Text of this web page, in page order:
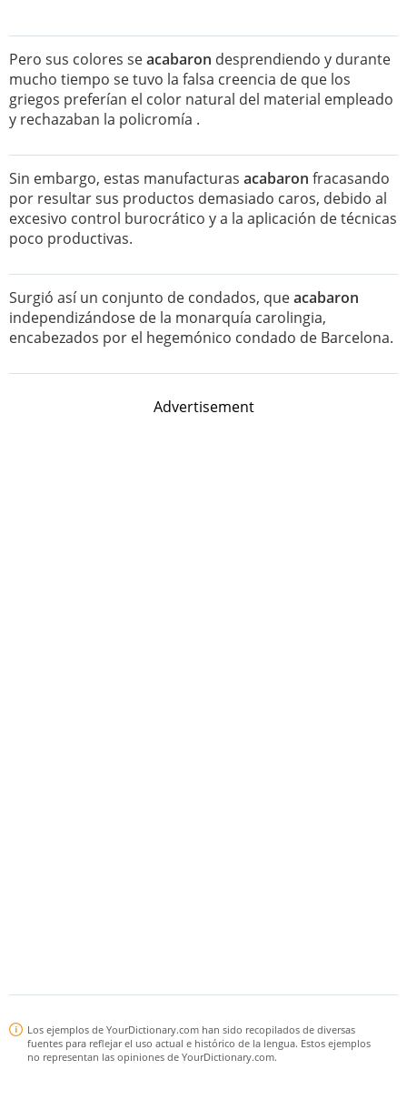
Pero sus colores seacabaron desprendiendo y durante
mucho tiempo se tuvo la falsa creencia de que los
griegos preferían el color natural del material empleado
y rechazaban la policromía .
Sin embargo, estas manufacturas acabaron fracasando
por resultar sus productos demasiado caros, debido al
excesivo control burocrático y a la aplicación de técnicas
poco productivas.
Surgió así un conjunto de condados, queacabaron
independizándose de la monarquía carolingia,
encabezados por el hegemónico condado de Barcelona.
Advertisement
Los ejemplos de YourDictionary.com han sido recopilados de diversas
fuentes para reflejar el uso actual e histórico de la lengua. Estos ejemplos
no representan las opiniones de YourDictionary.com.